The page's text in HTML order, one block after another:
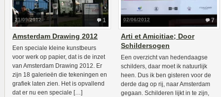
1
21/09/2012
Amsterdam Drawing 2012
Een speciale kleine kunstbeurs
voor werk op papier, dat is de inzet
van Amsterdam Drawing 2012. Er
zijn 18 galerieën die tekeningen en
grafiek laten zien. Het is opvallend
dat er nu een speciale […]
7
02/06/2012
Arti et Amicitiae; Door
Schildersogen
Een overzicht van hedendaagse
schilders, daar moet ik natuurlijk
heen. Dus ik ben gisteren voor de
derde dag op rij, naar Amsterdam
gegaan. Schilderen lijkt in te zijn,